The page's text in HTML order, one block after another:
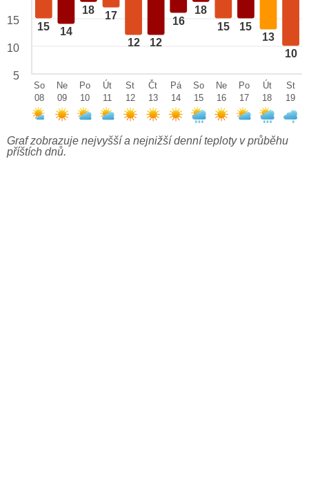
15 14
18 17
12 12
16
18
15 15
13
10
15
10
5
So
08
Ne
09
Po
10
Út
11
St
12
Čt
13
Pá
14
So
15
Ne
16
Po
17
Út
18
St
19
Graf zobrazuje nejvyšší a nejnižší denní teploty v průběhu
příštích dnů.